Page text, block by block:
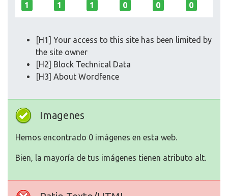
1 1 1 0 0 0
[H1] Your access to this site has been limited by
the site owner
[H2] Block Technical Data
[H3] About Wordfence
Imagenes
Hemos encontrado 0 imágenes en esta web.
Bien, la mayoría de tus imágenes tienen atributo alt.